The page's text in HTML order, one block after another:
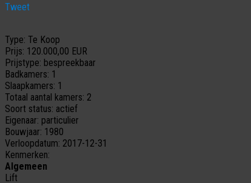
Tweet
Type: Te Koop
Prijs: 120.000,00 EUR
Prijstype: bespreekbaar
Badkamers: 1
Slaapkamers: 1
Totaal aantal kamers: 2
Soort status: actief
Eigenaar: particulier
Bouwjaar: 1980
Verloopdatum: 2017-12-31
Kenmerken:
Algemeen
Lift